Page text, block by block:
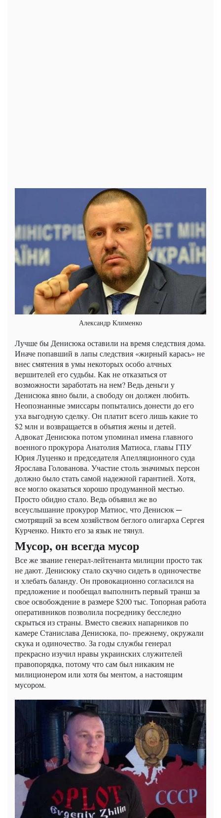
Александр Клименко
Лучше бы Денисюка оставили на время следствия дома.
Иначе попавший в лапы следствия «жирный карась» не
внес смятения в умы некоторых особо алчных
вершителей его судьбы. Как не отказаться от
возможности заработать на нем? Ведь деньги у
Денисюка явно были, а свободу он должен любить.
Неопознанные эмиссары попытались донести до его
уха выгодную сделку. Он платит всего лишь какие то
$2 млн и возвращается в объятия жены и детей.
Адвокат Денисюка потом упоминал имена главного
военного прокурора Анатолия Матиоса, главы ГПУ
Юрия Луценко и председателя Апелляционного суда
Ярослава Голованова. Участие столь значимых персон
должно было стать самой надежной гарантией. Хотя,
все могло оказаться хорошо продуманной местью.
Просто обидно стало. Ведь объявил же во
всеуслышание прокурор Матиос, что Денисюк ─
смотрящий за всем хозяйством беглого олигарха Сергея
Курченко. Никто его за язык не тянул.
Мусор, он всегда мусор
Все же звание генерал-лейтенанта милиции просто так
не дают. Денисюку стало скучно сидеть в одиночестве
и хлебать баланду. Он провокационно согласился на
предложение и пообещал выполнить первый транш за
свое освобождение в размере $200 тыс. Топорная работа
оперативников позволила посреднику бесследно
скрыться из страны. Вместо свежих напарников по
камере Станислава Денисюка, по- прежнему, окружали
скука и одиночество. За годы службы генерал
прекрасно изучил нравы украинских служителей
правопорядка, потому что сам был никаким не
милиционером или хотя бы ментом, а настоящим
мусором.